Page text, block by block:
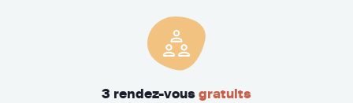
3 rendez-vous gratuits